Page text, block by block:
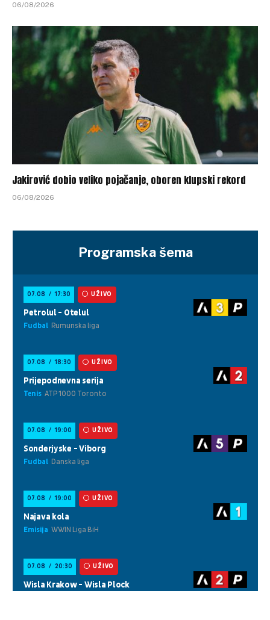
06/08/2026
Jakirović dobio veliko pojačanje, oboren klupski rekord
06/08/2026
Programska šema